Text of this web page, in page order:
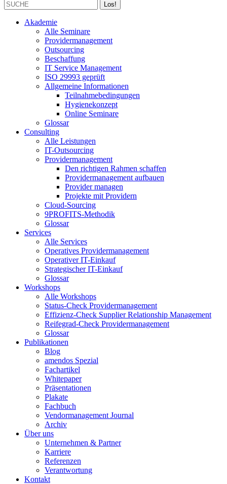
Akademie
Alle Seminare
Providermanagement
Outsourcing
Beschaffung
IT Service Management
ISO 29993 geprüft
Allgemeine Informationen
Teilnahmebedingungen
Hygienekonzept
Online Seminare
Glossar
Consulting
Alle Leistungen
IT-Outsourcing
Providermanagement
Den richtigen Rahmen schaffen
Providermanagement aufbauen
Provider managen
Projekte mit Providern
Cloud-Sourcing
9PROFITS-Methodik
Glossar
Services
Alle Services
Operatives Providermanagement
Operativer IT-Einkauf
Strategischer IT-Einkauf
Glossar
Workshops
Alle Workshops
Status-Check Providermanagement
Effizienz-Check Supplier Relationship Management
Reifegrad-Check Providermanagement
Glossar
Publikationen
Blog
amendos Spezial
Fachartikel
Whitepaper
Präsentationen
Plakate
Fachbuch
Vendormanagement Journal
Archiv
Über uns
Unternehmen & Partner
Karriere
Referenzen
Verantwortung
Kontakt